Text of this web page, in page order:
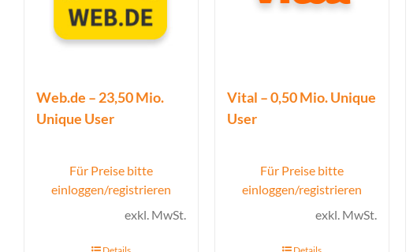
Web.de – 23,50 Mio.
Unique User
Für Preise bitte
einloggen/registrieren
exkl. MwSt.
Vital – 0,50 Mio. Unique
User
Für Preise bitte
einloggen/registrieren
exkl. MwSt.